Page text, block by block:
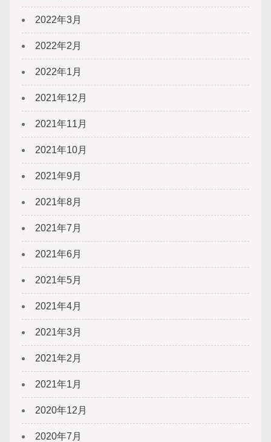
2022年3月
2022年2月
2022年1月
2021年12月
2021年11月
2021年10月
2021年9月
2021年8月
2021年7月
2021年6月
2021年5月
2021年4月
2021年3月
2021年2月
2021年1月
2020年12月
2020年7月